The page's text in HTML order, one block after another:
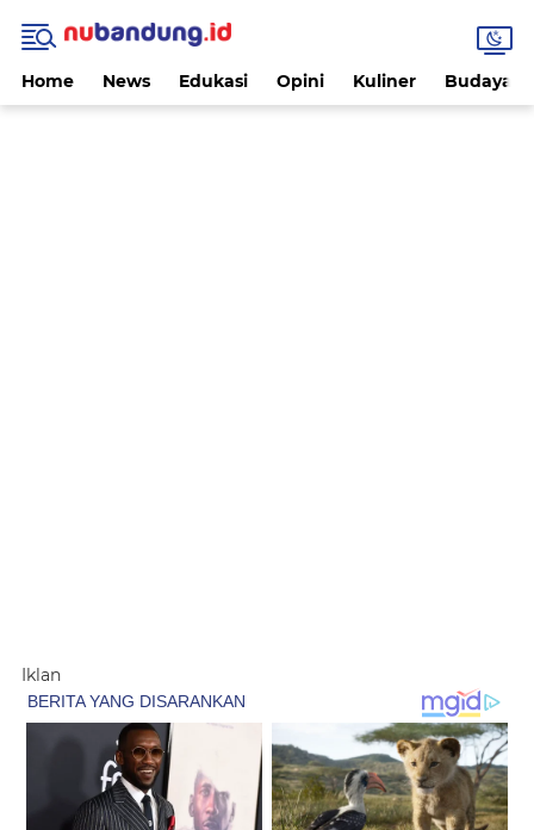
Home News Edukasi Opini Kuliner Budaya
Iklan